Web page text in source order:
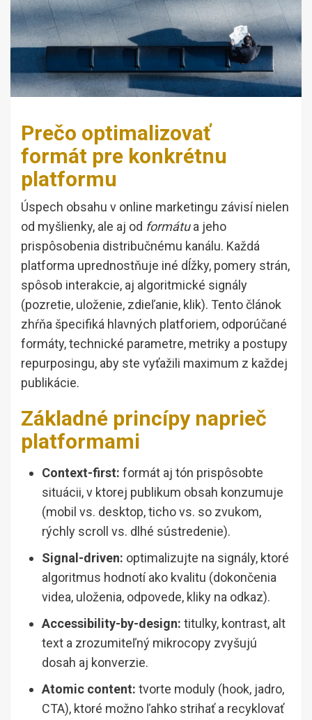
Prečo optimalizovať
formát pre konkrétnu
platformu
Úspech obsahu v online marketingu závisí nielen
od myšlienky, ale aj od formátua jeho
prispôsobenia distribučnému kanálu. Každá
platforma uprednostňuje iné dĺžky, pomery strán,
spôsob interakcie, aj algoritmické signály
(pozretie, uloženie, zdieľanie, klik). Tento článok
zhŕňa špecifiká hlavných platforiem, odporúčané
formáty, technické parametre, metriky a postupy
repurposingu, aby ste vyťažili maximum z každej
publikácie.
Základné princípy naprieč
platformami
Context-first: formát aj tón prispôsobte
situácii, v ktorej publikum obsah konzumuje
(mobil vs. desktop, ticho vs. so zvukom,
rýchly scroll vs. dlhé sústredenie).
Signal-driven: optimalizujte na signály, ktoré
algoritmus hodnotí ako kvalitu (dokončenia
videa, uloženia, odpovede, kliky na odkaz).
Accessibility-by-design: titulky, kontrast, alt
text a zrozumiteľný mikrocopy zvyšujú
dosah aj konverzie.
Atomic content: tvorte moduly (hook, jadro,
CTA), ktoré možno ľahko strihať a recyklovať